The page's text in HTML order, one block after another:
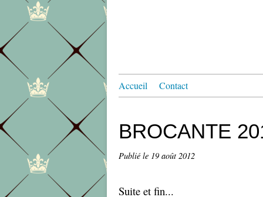
Accueil Contact
BROCANTE
Publié le 19 août 2012
Suite et fin...